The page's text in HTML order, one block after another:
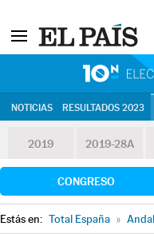
NOTICIAS RESULTADOS 2023
2019 2019-28A
CONGRESO
Estás en: Total España »